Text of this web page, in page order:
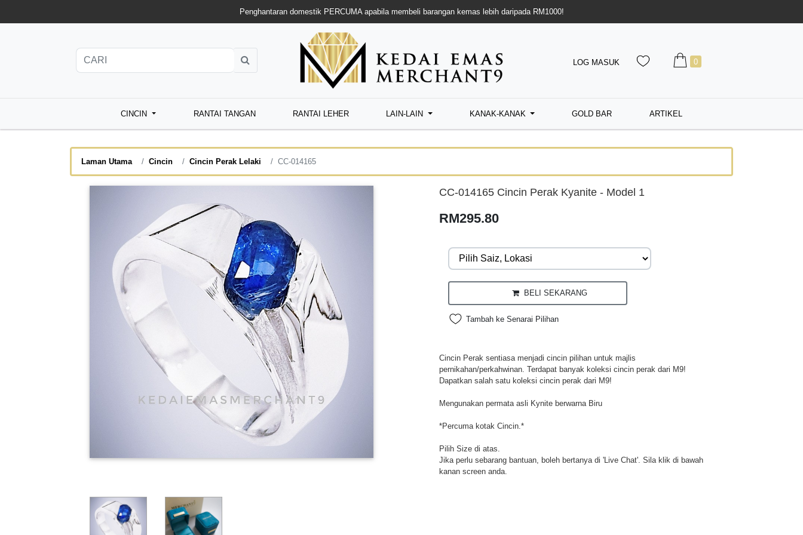
Penghantaran domestik PERCUMA apabila membeli barangan kemas lebih daripada RM1000!
LOG MASUK 0
CINCIN RANTAI TANGAN RANTAI LEHER LAIN-LAIN KANAK-KANAK GOLD BAR ARTIKEL
Laman Utama Cincin Cincin Perak Lelaki CC-014165
CC-014165 Cincin Perak Kyanite - Model 1
RM295.80
BELI SEKARANG
Tambah ke Senarai Pilihan
Cincin Perak sentiasa menjadi cincin pilihan untuk majlis
pernikahan/perkahwinan. Terdapat banyak koleksi cincin perak dari M9!
Dapatkan salah satu koleksi cincin perak dari M9!
Mengunakan permata asli Kynite berwarna Biru
*Percuma kotak Cincin.*
Pilih Size di atas.
Jika perlu sebarang bantuan, boleh bertanya di 'Live Chat'. Sila klik di bawah
kanan screen anda.